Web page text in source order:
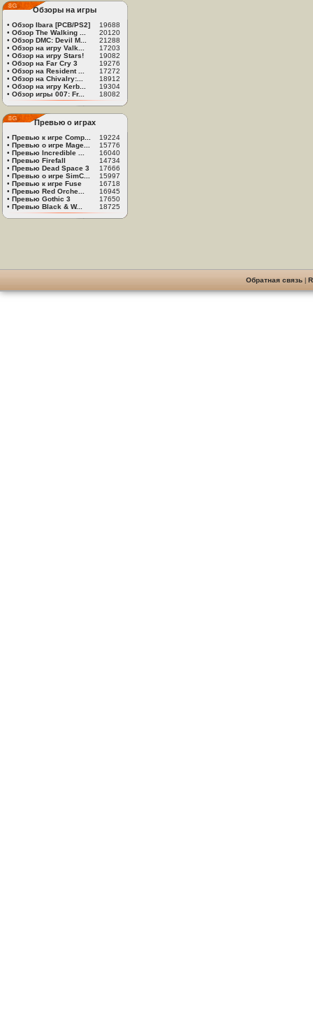
Обзоры на игры
• Обзор Ibara [PCB/PS2]
19688
• Обзор The Walking ...
20120
• Обзор DMC: Devil M...
21288
• Обзор на игру Valk...
17203
• Обзор на игру Stars!
19082
• Обзор на Far Cry 3
19276
• Обзор на Resident ...
17272
• Обзор на Chivalry:...
18912
• Обзор на игру Kerb...
19304
• Обзор игры 007: Fr... 18082
Превью о играх
• Превью к игре Comp...
19224
• Превью о игре Mage...
15776
• Превью Incredible ...
16040
• Превью Firefall
14734
• Превью Dead Space 3
17666
• Превью о игре SimC...
15997
• Превью к игре Fuse
16718
• Превью Red Orche...
16945
• Превью Gothic 3
17650
• Превью Black & W... 18725
Обратная связь